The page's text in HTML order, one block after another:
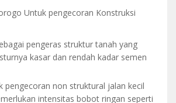
Untuk pengecoran Konstruksi
pengeras struktur tanah yang
kasar dan rendah kadar semen
pengecoran non struktural jalan kecil
intensitas bobot ringan seperti